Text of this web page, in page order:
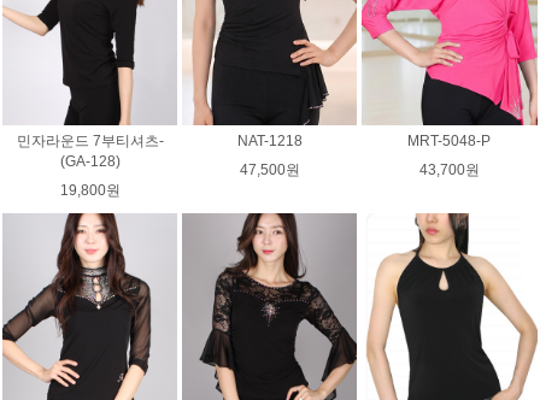
민자라운드 7부티셔츠-
(GA-128)
19,800원
NAT-1218
47,500원
MRT-5048-P
43,700원